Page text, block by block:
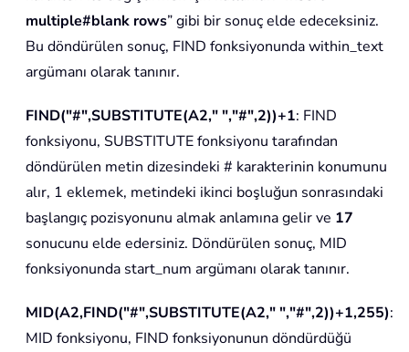
multiple#blank rows” gibi bir sonuç elde edeceksiniz.
Bu döndürülen sonuç, FIND fonksiyonunda within_text
argümanı olarak tanınır.
FIND("#",SUBSTITUTE(A2," ","#",2))+1: FIND
fonksiyonu, SUBSTITUTE fonksiyonu tarafından
döndürülen metin dizesindeki # karakterinin konumunu
alır, 1 eklemek, metindeki ikinci boşluğun sonrasındaki
başlangıç pozisyonunu almak anlamına gelir ve 17
sonucunu elde edersiniz. Döndürülen sonuç, MID
fonksiyonunda start_num argümanı olarak tanınır.
MID(A2,FIND("#",SUBSTITUTE(A2," ","#",2))+1,255):
MID fonksiyonu, FIND fonksiyonunun döndürdüğü